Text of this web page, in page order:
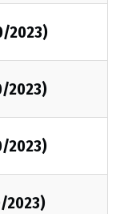
2023)
2023)
2023)
2023)